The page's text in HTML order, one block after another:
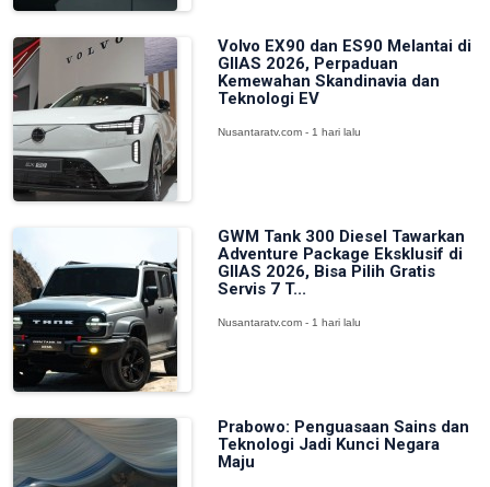
Volvo EX90 dan ES90 Melantai di
GIIAS 2026, Perpaduan
Kemewahan Skandinavia dan
Teknologi EV
Nusantaratv.com - 1 hari lalu
GWM Tank 300 Diesel Tawarkan
Adventure Package Eksklusif di
GIIAS 2026, Bisa Pilih Gratis
Servis 7 T...
Nusantaratv.com - 1 hari lalu
Prabowo: Penguasaan Sains dan
Teknologi Jadi Kunci Negara
Maju